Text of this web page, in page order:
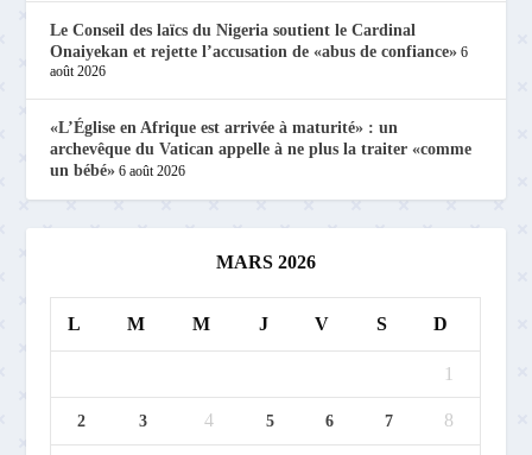
Le Conseil des laïcs du Nigeria soutient le Cardinal
Onaiyekan et rejette l’accusation de «abus de confiance» 6
août 2026
«L’Église en Afrique est arrivée à maturité» : un
archevêque du Vatican appelle à ne plus la traiter «comme
un bébé» 6 août 2026
MARS 2026
L M M J V S D
1
2 3 4 5 6 7 8